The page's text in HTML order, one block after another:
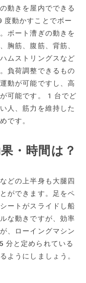
動きを屋内でできる
動かすことでボー
ボート漕ぎの動きを
胸筋、腹筋、背筋、
ムストリングスなど
負荷調整できるもの
動が可能ですし、高
可能です。1台でど
人、筋力を維持した
です。
・時間は？
どの上半身も大腿四
ができます。足をペ
ートがスライドし船
な動きですが、効率
、ローイングマシン
と定められている
ようにしましょう。